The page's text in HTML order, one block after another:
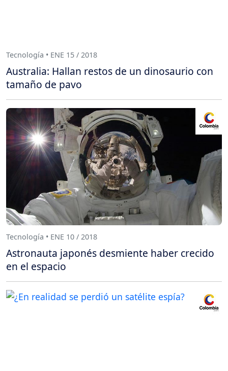
Tecnología • ENE 15 / 2018
Australia: Hallan restos de un dinosaurio con
tamaño de pavo
Tecnología • ENE 10 / 2018
Astronauta japonés desmiente haber crecido
en el espacio